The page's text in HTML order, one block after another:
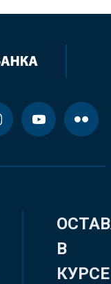
В
КУРСЕ